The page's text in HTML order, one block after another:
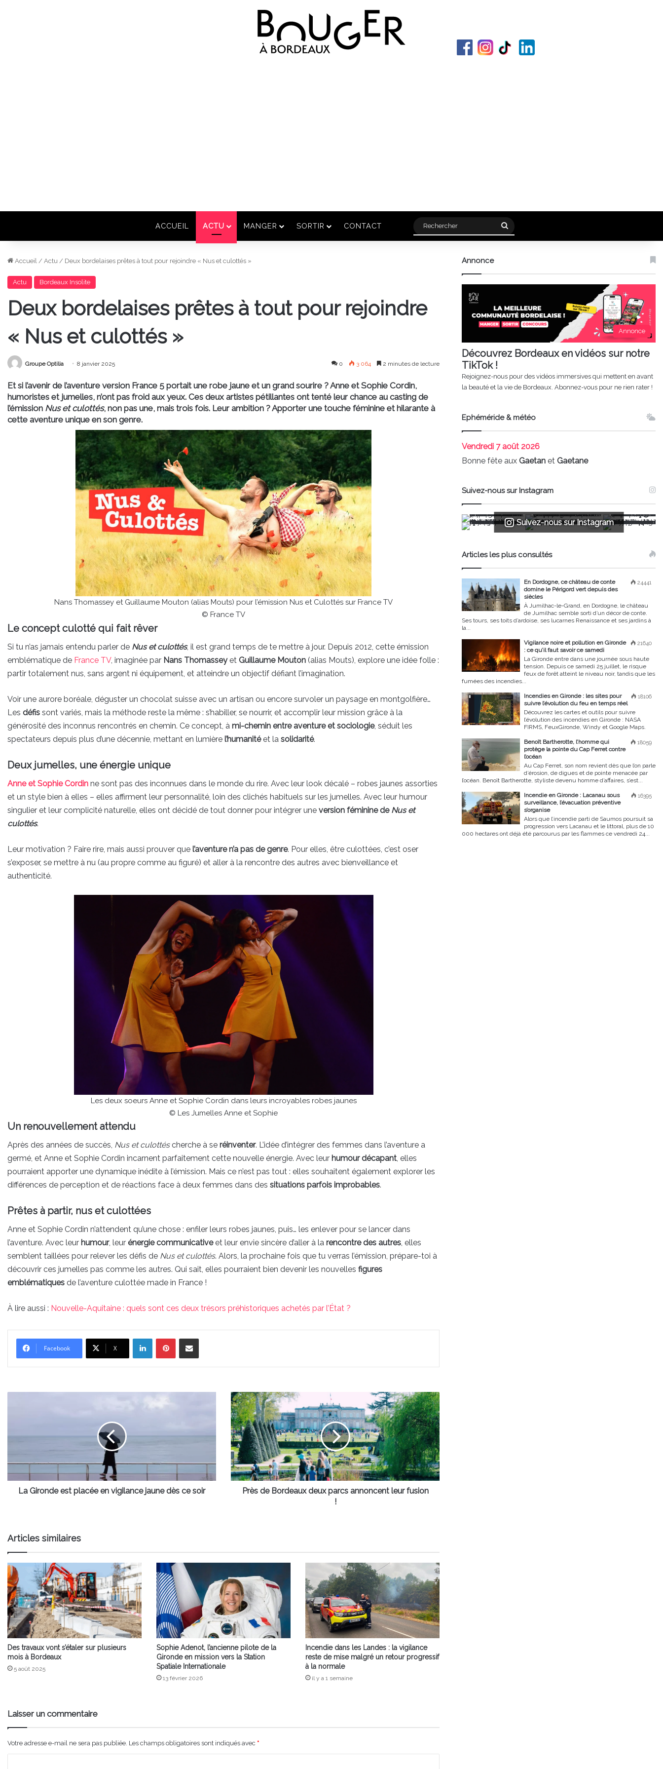
ACCUEIL ACTU MANGER SORTIR CONTACT Rechercher
Accueil / Actu / Deux bordelaises prêtes à tout pour rejoindre « Nus et culottés »
Actu Bordeaux Insolite
Deux bordelaises prêtes à tout pour rejoindre
« Nus et culottés »
Groupe Optilia 8 janvier 2025 0 3 064 2 minutes de lecture
Et si l’avenir de l’aventure version France 5 portait une robe jaune et un grand sourire ? Anne et Sophie Cordin,
humoristes et jumelles, n’ont pas froid aux yeux. Ces deux artistes pétillantes ont tenté leur chance au casting de
l’émission Nus et culottés, non pas une, mais trois fois. Leur ambition ? Apporter une touche féminine et hilarante à
cette aventure unique en son genre.
Nans Thomassey et Guillaume Mouton (alias Mouts) pour l’émission Nus et Culottés sur France TV
© France TV
Le concept culotté qui fait rêver
Si tu n’as jamais entendu parler de Nus et culottés, il est grand temps de te mettre à jour. Depuis 2012, cette émission
emblématique de France TV, imaginée par Nans Thomasseyet Guillaume Mouton (alias Mouts), explore une idée folle :
partir totalement nus, sans argent ni équipement, et atteindre un objectif défiant l’imagination.
Voir une aurore boréale, déguster un chocolat suisse avec un artisan ou encore survoler un paysage en montgolfière…
Les défis sont variés, mais la méthode reste la même : s’habiller, se nourrir, et accomplir leur mission grâce à la
générosité des inconnus rencontrés en chemin. Ce concept, à mi-chemin entre aventure et sociologie, séduit les
spectateurs depuis plus d’une décennie, mettant en lumière l’humanitéet la solidarité.
Deux jumelles, une énergie unique
Anne et Sophie Cordin ne sont pas des inconnues dans le monde du rire. Avec leur look décalé – robes jaunes assorties
et un style bien à elles – elles affirment leur personnalité, loin des clichés habituels sur les jumelles. Avec leur humour
singulier et leur complicité naturelle, elles ont décidé de tout donner pour intégrer une version féminine de Nus et
culottés.
Leur motivation ? Faire rire, mais aussi prouver que l’aventure n’a pas de genre. Pour elles, être culottées, c’est oser
s’exposer, se mettre à nu (au propre comme au figuré) et aller à la rencontre des autres avec bienveillance et
authenticité.
Les deux soeurs Anne et Sophie Cordin dans leurs incroyables robes jaunes
© Les Jumelles Anne et Sophie
Un renouvellement attendu
Après des années de succès, Nus et culottéscherche à se réinventer. L’idée d’intégrer des femmes dans l’aventure a
germé, et Anne et Sophie Cordin incarnent parfaitement cette nouvelle énergie. Avec leur humour décapant, elles
pourraient apporter une dynamique inédite à l’émission. Mais ce n’est pas tout : elles souhaitent également explorer les
différences de perception et de réactions face à deux femmes dans des situations parfois improbables.
Prêtes à partir, nus et culottées
Anne et Sophie Cordin n’attendent qu’une chose : enfiler leurs robes jaunes, puis… les enlever pour se lancer dans
l’aventure. Avec leur humour, leur énergie communicativeet leur envie sincère d’aller à la rencontre des autres, elles
semblent taillées pour relever les défis de Nus et culottés. Alors, la prochaine fois que tu verras l’émission, prépare-toi à
découvrir ces jumelles pas comme les autres. Qui sait, elles pourraient bien devenir les nouvelles figures
emblématiques de l’aventure culottée made in France !
À lire aussi : Nouvelle-Aquitaine : quels sont ces deux trésors préhistoriques achetés par l’État ?
Facebook X
LinkedinPinterestPartager par email
ce
La Gironde est placée en vigilance jaune dès ce soir
Près
de
Bordeaux
deux
parcs
annoncent
leur
fusion
!
Près de Bordeaux deux parcs annoncent leur fusion
!
Articles similaires
Des travaux vont s’étaler sur plusieurs
mois à Bordeaux
5 août 2025
Sophie Adenot, l’ancienne pilote de la
Gironde en mission vers la Station
Spatiale Internationale
13 février 2026
Incendie dans les Landes : la vigilance
reste de mise malgré un retour progressif
à la normale
il y a 1 semaine
Laisser un commentaire
Votre adresse e-mail ne sera pas publiée. Les champs obligatoires sont indiqués avec *
Annonce
Annonce
Découvrez Bordeaux en vidéos sur notre
TikTok !
Rejoignez-nous pour des vidéos immersives qui mettent en avant
la beauté et la vie de Bordeaux. Abonnez-vous pour ne rien rater !
Ephéméride & météo
Vendredi 7 août 2026
Bonne fête auxGaetan etGaetane
Suivez-nous sur Instagram
Suivez-nous sur Instagram
Articles les plus consultés
24441
En Dordogne, ce château de conte
domine le Périgord vert depuis des
siècles
À Jumilhac-le-Grand, en Dordogne, le château
de Jumilhac semble sorti d’un décor de conte.
Ses tours, ses toits d’ardoise, ses lucarnes Renaissance et ses jardins à
la...
21640
Vigilance noire et pollution en Gironde
: ce qu’il faut savoir ce samedi
La Gironde entre dans une journée sous haute
tension. Depuis ce samedi 25 juillet, le risque
feux de forêt atteint le niveau noir, tandis que les
fumées des incendies...
18106
Incendies en Gironde : les sites pour
suivre l’évolution du feu en temps réel
Découvrez les cartes et outils pour suivre
l’évolution des incendies en Gironde : NASA
FIRMS, FeuxGironde, Windy et Google Maps.
18059
Benoît Bartherotte, l’homme qui
protège la pointe du Cap Ferret contre
l’océan
Au Cap Ferret, son nom revient dès que l’on parle
d’érosion, de digues et de pointe menacée par
l’océan. Benoît Bartherotte, styliste devenu homme d’affaires, s’est...
16395
Incendie en Gironde : Lacanau sous
surveillance, l’évacuation préventive
s’organise
Alors que l’incendie parti de Saumos poursuit sa
progression vers Lacanau et le littoral, plus de 10
000 hectares ont déjà été parcourus par les flammes ce vendredi 24...